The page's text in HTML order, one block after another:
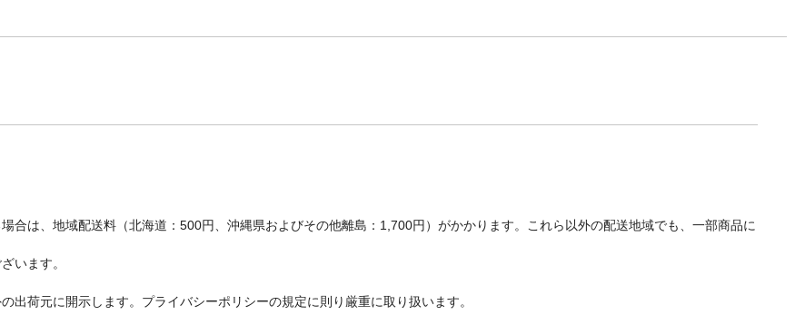
合は、地域配送料（北海道：500円、沖縄県およびその他離島：1,700円）がかかります。これら以外の配送地域でも、一部商品に
います。
出荷元に開示します。プライバシーポリシーの規定に則り厳重に取り扱います。